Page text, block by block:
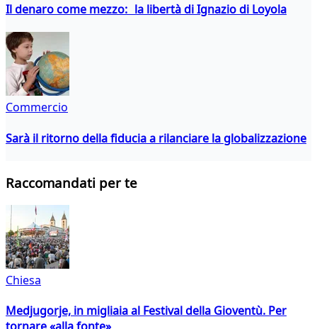
Il denaro come mezzo: la libertà di Ignazio di Loyola
Commercio
Sarà il ritorno della fiducia a rilanciare la globalizzazione
Raccomandati per te
Chiesa
Medjugorje, in migliaia al Festival della Gioventù. Per